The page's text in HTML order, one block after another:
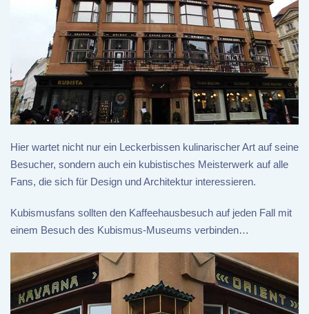
Hier wartet nicht nur ein Leckerbissen kulinarischer Art auf seine
Besucher, sondern auch ein kubistisches Meisterwerk auf alle
Fans, die sich für Design und Architektur interessieren.
Kubismusfans sollten den Kaffeehausbesuch auf jeden Fall mit
einem Besuch des Kubismus-Museums verbinden…